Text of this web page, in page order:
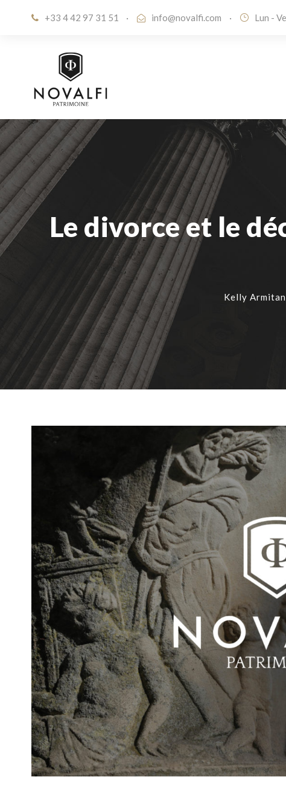
+33 4 42 97 31 51 · info@novalfi.com · Lun -
Le divorce et le
Kelly